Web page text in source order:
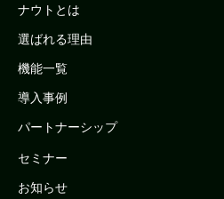
ナウトとは
選ばれる理由
機能一覧
導入事例
パートナーシップ
セミナー
お知らせ